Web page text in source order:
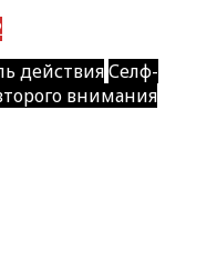
действияСелф-
внимания